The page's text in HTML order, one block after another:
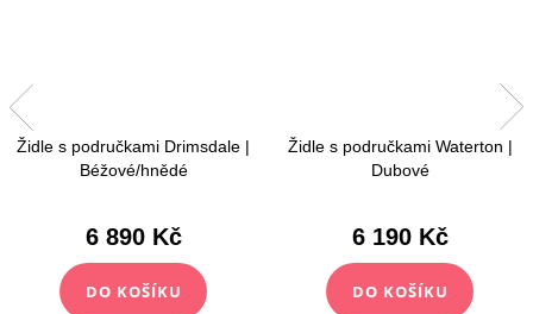
Židle s područkami Drimsdale |
Béžové/hnědé
6 890 Kč
DO KOŠÍKU
Židle s područkami Waterton |
Dubové
6 190 Kč
DO KOŠÍKU